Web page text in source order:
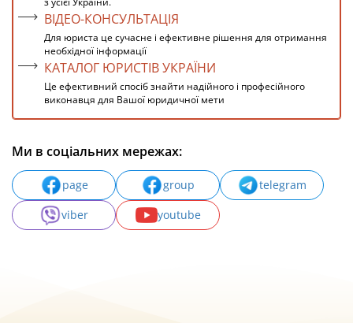
ВІДЕО-КОНСУЛЬТАЦІЯ
Для юриста це сучасне і ефективне рішення для отримання
необхідної інформації
КАТАЛОГ ЮРИСТІВ УКРАЇНИ
Це ефективний спосіб знайти надійного і професійного
виконавця для Вашої юридичної мети
Ми в соціальних мережах:
page group
telegram
viber
youtube